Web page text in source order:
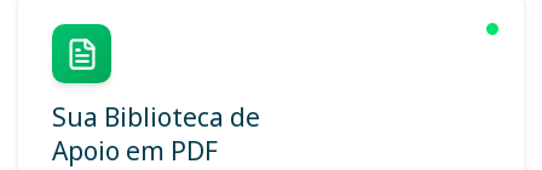
Sua Biblioteca de
Apoio em PDF